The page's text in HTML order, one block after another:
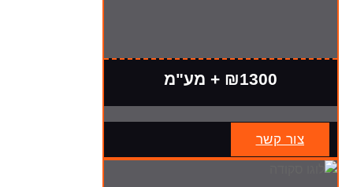
₪1300 + מע"מ
צור קשר